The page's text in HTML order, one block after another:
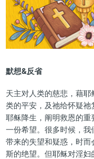
默想&反省
天主对人类的慈悲，藉
类的平安，及祂给怀疑祂
耶稣降生，阐明救恩的重
一份希望。很多时候，
带来的失望和疑惑，时
斯的绝望。但耶稣对淫